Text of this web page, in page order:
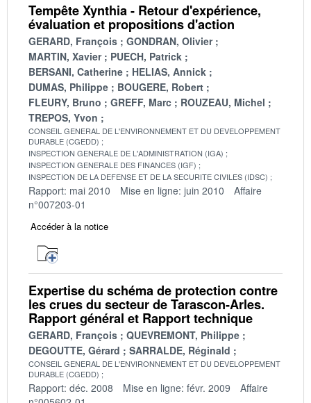
Tempête Xynthia - Retour d'expérience,
évaluation et propositions d'action
GERARD, François
GONDRAN, Olivier
MARTIN, Xavier
PUECH, Patrick
BERSANI, Catherine
HELIAS, Annick
DUMAS, Philippe
BOUGERE, Robert
FLEURY, Bruno
GREFF, Marc
ROUZEAU, Michel
TREPOS, Yvon
CONSEIL GENERAL DE L'ENVIRONNEMENT ET DU DEVELOPPEMENT
DURABLE (CGEDD)
INSPECTION GENERALE DE L'ADMINISTRATION (IGA)
INSPECTION GENERALE DES FINANCES (IGF)
INSPECTION DE LA DEFENSE ET DE LA SECURITE CIVILES (IDSC)
Rapport: mai 2010 Mise en ligne: juin 2010
Affaire
n°007203-01
Accéder à la notice
Expertise du schéma de protection contre
les crues du secteur de Tarascon-Arles.
Rapport général et Rapport technique
GERARD, François
QUEVREMONT, Philippe
DEGOUTTE, Gérard
SARRALDE, Réginald
CONSEIL GENERAL DE L'ENVIRONNEMENT ET DU DEVELOPPEMENT
DURABLE (CGEDD)
Rapport: déc. 2008 Mise en ligne: févr. 2009
Affaire